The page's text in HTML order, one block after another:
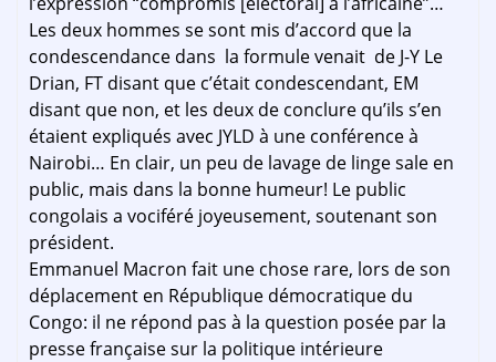
Les deux hommes se sont mis d’accord que la
condescendance dans la formule venait de J-Y Le
Drian, FT disant que c’était condescendant, EM
disant que non, et les deux de conclure qu’ils s’en
étaient expliqués avec JYLD à une conférence à
Nairobi… En clair, un peu de lavage de linge sale en
public, mais dans la bonne humeur! Le public
congolais a vociféré joyeusement, soutenant son
président.
Emmanuel Macron fait une chose rare, lors de son
déplacement en République démocratique du
Congo: il ne répond pas à la question posée par la
presse française sur la politique intérieure